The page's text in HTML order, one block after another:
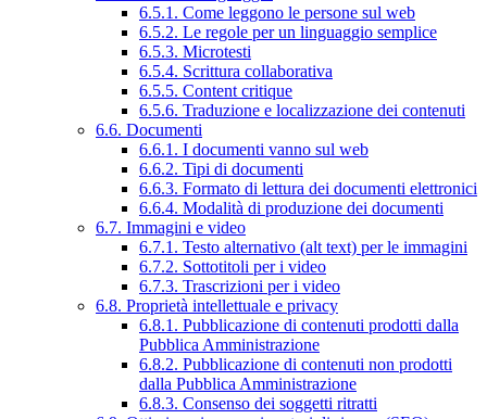
6.5.1. Come leggono le persone sul web
6.5.2. Le regole per un linguaggio semplice
6.5.3. Microtesti
6.5.4. Scrittura collaborativa
6.5.5. Content critique
6.5.6. Traduzione e localizzazione dei contenuti
6.6. Documenti
6.6.1. I documenti vanno sul web
6.6.2. Tipi di documenti
6.6.3. Formato di lettura dei documenti elettronici
6.6.4. Modalità di produzione dei documenti
6.7. Immagini e video
6.7.1. Testo alternativo (alt text) per le immagini
6.7.2. Sottotitoli per i video
6.7.3. Trascrizioni per i video
6.8. Proprietà intellettuale e privacy
6.8.1. Pubblicazione di contenuti prodotti dalla
Pubblica Amministrazione
6.8.2. Pubblicazione di contenuti non prodotti
dalla Pubblica Amministrazione
6.8.3. Consenso dei soggetti ritratti